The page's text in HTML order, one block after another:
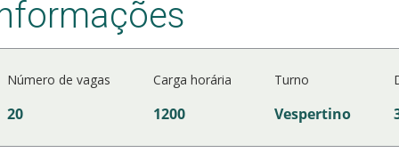
Número de vagas Carga horária Turno
20 1200 Vespertino